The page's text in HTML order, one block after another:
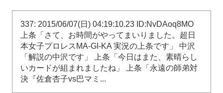
337: 2015/06/07(日) 04:19:10.23 ID:NvDAoq8MO
上条「さて、お時間がやってまいりました。超日
本女子プロレスMA-GI-KA 実況の上条です」 中沢
「解説の中沢です」 上条「今日はまた、素晴らし
いカードが組まれましたね」 上条「永遠の師弟対
決『佐倉杏子vs巴マミ...